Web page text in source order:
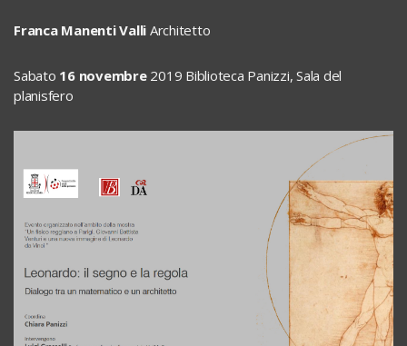
Franca Manenti Valli Architetto
Sabato 16 novembre 2019 Biblioteca Panizzi, Sala del
planisfero